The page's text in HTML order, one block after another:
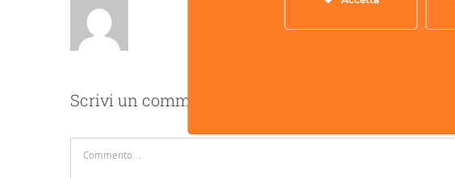
Scrivi un commento